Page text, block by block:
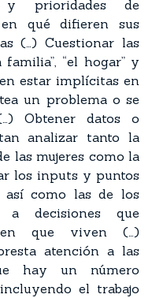
y prioridades de
qué difieren sus
(…) Cuestionar las
“el hogar” y
estar implícitas en
un problema o se
Obtener datos o
analizar tanto la
las mujeres como la
los inputs y puntos
así como las de los
a decisiones que
que viven (…)
atención a las
hay un número
el trabajo